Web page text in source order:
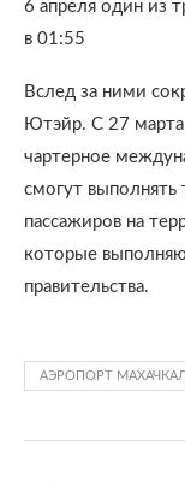
6 апреля один из
в 01:55
Вслед за ними
Ютэйр. С 27 марта
чартерное
смогут выполнять
пассажиров на
которые
правительства.
АЭРОПОРТ